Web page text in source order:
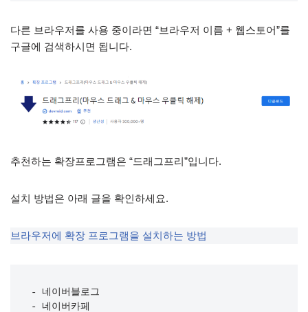
다른 브라우저를 사용 중이라면 “브라우저 이름 + 웹스토어”를
구글에 검색하시면 됩니다.
추천하는 확장프로그램은 “드래그프리”입니다.
설치 방법은 아래 글을 확인하세요.
브라우저에 확장 프로그램을 설치하는 방법
- 네이버블로그
- 네이버카페